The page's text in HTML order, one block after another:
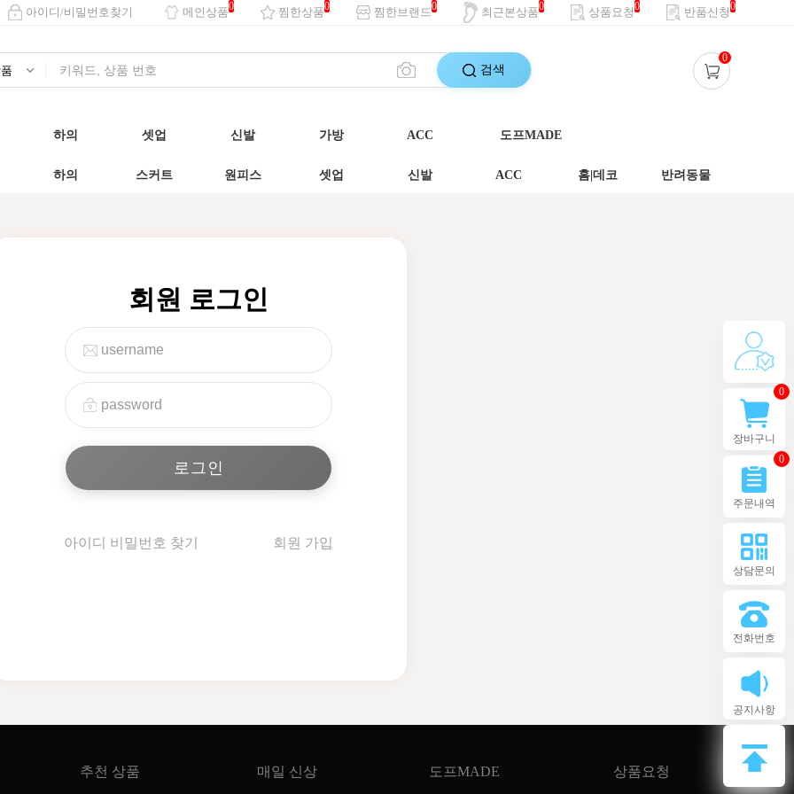
아이디/비밀번호찾기 메인상품0 찜한상품0 찜한브랜드0 최근본상품0 상품요청0 반품신청0
검색
0
하의 셋업 신발 가방 ACC 도프MADE
하의 스커트 원피스 셋업 신발 ACC 홈|데코 반려동물
회원 로그인
아이디 비밀번호 찾기 회원 가입
추천 상품 매일 신상 도프MADE 상품요청
장바구니
0
주문내역
0
상담문의
전화번호
공지사항